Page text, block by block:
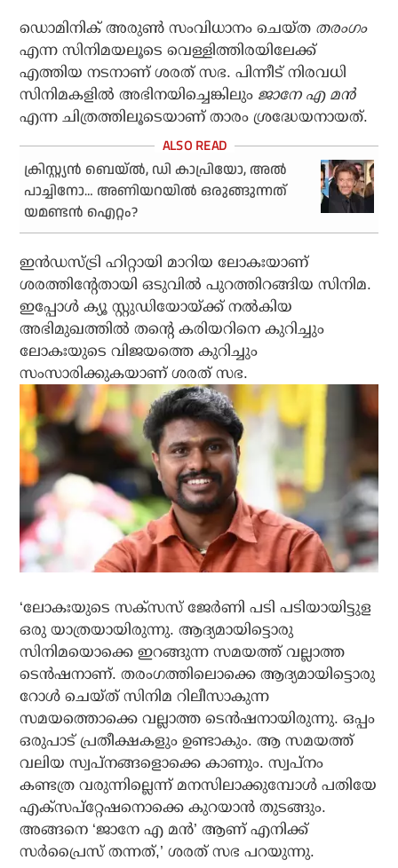
ഡൊമിനിക് അരുണ്‍ സംവിധാനം ചെയ്ത തരംഗം
എന്ന സിനിമയലൂടെ വെള്ളിത്തിരയിലേക്ക്
എത്തിയ നടനാണ് ശരത് സഭ. പിന്നീട് നിരവധി
സിനിമകളില്‍ അഭിനയിച്ചെങ്കിലും ജാനേ എ മന്‍
എന്ന ചിത്രത്തിലൂടെയാണ് താരം ശ്രദ്ധേയനായത്.
ക്രിസ്റ്റ്യന്‍ ബെയ്ല്‍, ഡി കാപ്രിയോ, അല്‍
പാച്ചിനോ… അണിയറയില്‍ ഒരുങ്ങുന്നത്
യമണ്ടന്‍ ഐറ്റം?
ഇന്‍ഡസ്ട്രി ഹിറ്റായി മാറിയ ലോകഃയാണ്
ശരത്തിന്റേതായി ഒടുവില്‍ പുറത്തിറങ്ങിയ സിനിമ.
ഇപ്പോള്‍ ക്യൂ സ്റ്റുഡിയോയ്ക്ക് നല്‍കിയ
അഭിമുഖത്തില്‍ തന്റെ കരിയറിനെ കുറിച്ചും
ലോകഃയുടെ വിജയത്തെ കുറിച്ചും
സംസാരിക്കുകയാണ് ശരത് സഭ.
‘ലോകഃയുടെ സക്‌സസ് ജേര്‍ണി പടി പടിയായിട്ടുള
ഒരു യാത്രയായിരുന്നു. ആദ്യമായിട്ടൊരു
സിനിമയൊക്കെ ഇറങ്ങുന്ന സമയത്ത് വല്ലാത്ത
ടെന്‍ഷനാണ്. തരംഗത്തിലൊക്കെ ആദ്യമായിട്ടൊരു
റോള്‍ ചെയ്ത് സിനിമ റിലീസാകുന്ന
സമയത്തൊക്കെ വല്ലാത്ത ടെന്‍ഷനായിരുന്നു. ഒപ്പം
ഒരുപാട് പ്രതീക്ഷകളും ഉണ്ടാകും. ആ സമയത്ത്
വലിയ സ്വപ്‌നങ്ങളൊക്കെ കാണും. സ്വപ്‌നം
കണ്ടത്ര വരുന്നില്ലെന്ന് മനസിലാക്കുമ്പോള്‍ പതിയേ
എക്‌സപ്‌റ്റേഷനൊക്കെ കുറയാന്‍ തുടങ്ങും.
അങ്ങനെ ‘ജാനേ എ മന്‍’ ആണ് എനിക്ക്
സര്‍പ്രൈസ് തന്നത്,’ ശരത് സഭ പറയുന്നു.